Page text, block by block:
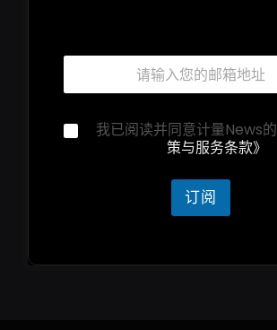
私
声
隐
私
声
邮
箱
邮
*
隐
我已阅读并同意计量News的
策与服务条款》
订阅